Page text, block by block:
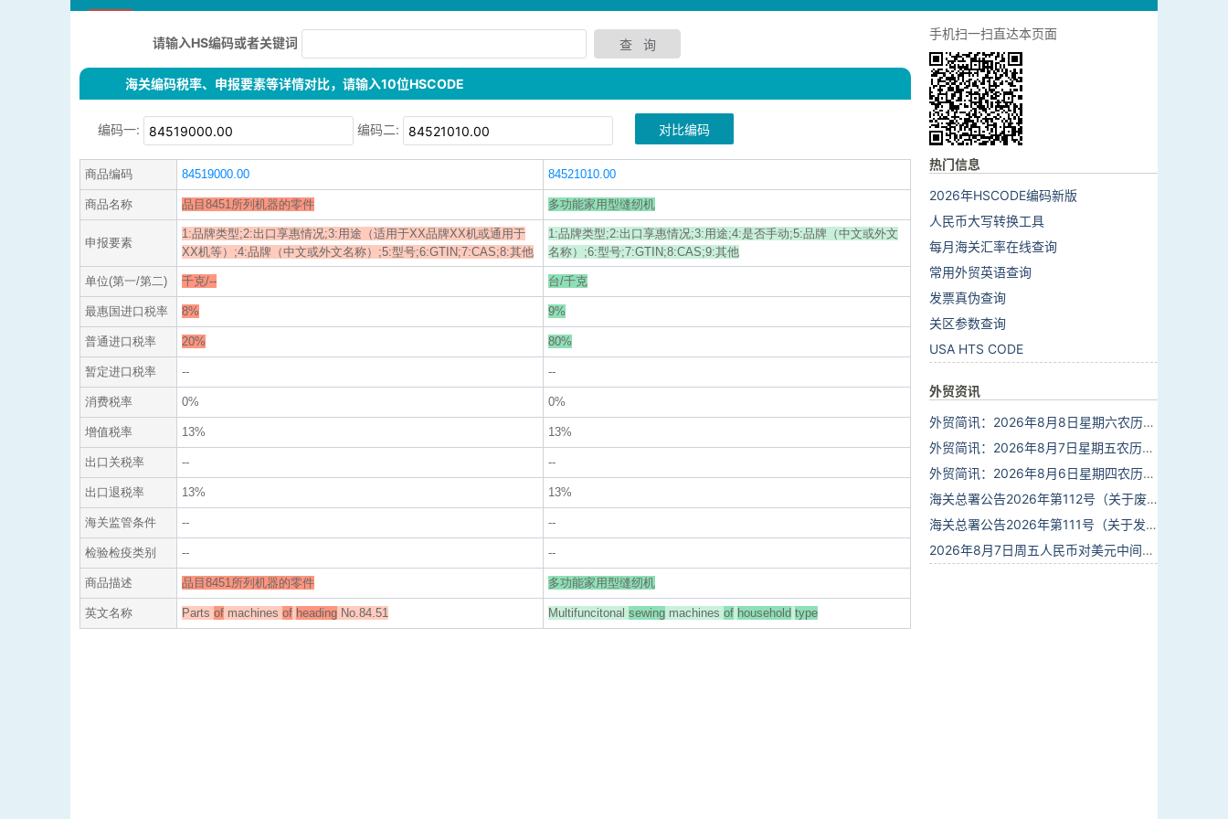
请输入HS编码或者关键词
海关编码税率、申报要素等详情对比，请输入10位HSCODE
编码一: 编码二: 对比编码
商品编码 84519000.00 84521010.00
商品名称 品目8451所列机器的零件 多功能家用型缝纫机
申报要素
1:品牌类型;2:出口享惠情况;3:用途（适用于XX品牌XX机或通用于
XX机等）;4:品牌（中文或外文名称）;5:型号;6:GTIN;7:CAS;8:其他
1:品牌类型;2:出口享惠情况;3:用途;4:是否手动;5:品牌（中文或外文
名称）;6:型号;7:GTIN;8:CAS;9:其他
单位(第一/第二) 千克/-- 台/千克
最惠国进口税率 8% 9%
普通进口税率 20% 80%
暂定进口税率 -- --
消费税率 0% 0%
增值税率 13% 13%
出口关税率 -- --
出口退税率 13% 13%
海关监管条件 -- --
检验检疫类别 -- --
商品描述 品目8451所列机器的零件 多功能家用型缝纫机
英文名称 Parts of machines of heading No.84.51 Multifuncitonal sewing machines of household type
手机扫一扫直达本页面
热门信息
2026年HSCODE编码新版
人民币大写转换工具
每月海关汇率在线查询
常用外贸英语查询
发票真伪查询
关区参数查询
USA HTS CODE
外贸资讯
外贸简讯：2026年8月8日星期六农历六月廿六
外贸简讯：2026年8月7日星期五农历六月廿五
外贸简讯：2026年8月6日星期四农历六月廿四
海关总署公告2026年第112号（关于废止部分卫生检疫类规范性文件的公告）
海关总署公告2026年第111号（关于发布《进出境动植物检疫处理监督管理工作规定》《进出境卫生处理监督管理工作规定》的公告）
2026年8月7日周五人民币对美元中间价报6.7904调贬9个基点